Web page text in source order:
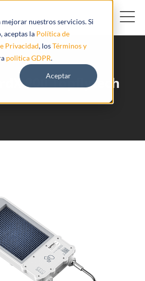
mejorar nuestros servicios. Si
aceptas la Política de
Privacidad, losTérminos y
politica GDPR.
Aceptar
200 Topflytech